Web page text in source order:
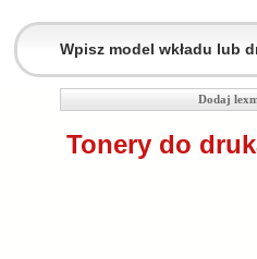
Dodaj
Tonery do